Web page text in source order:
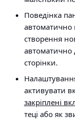
Поведінка
автоматично
створення
автоматично
сторінки.
активувати
закріплені
теці або як